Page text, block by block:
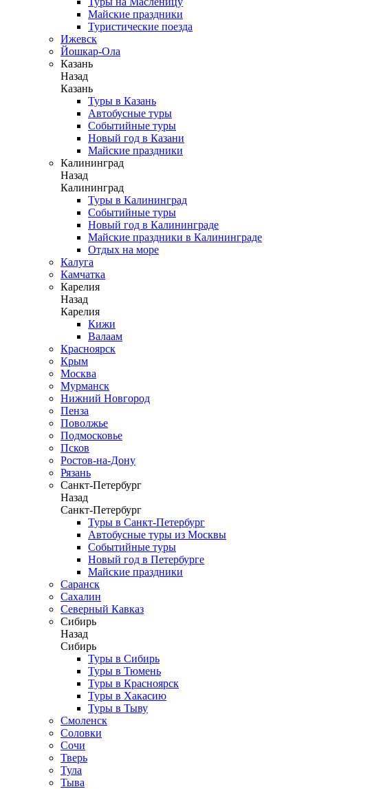
Майские праздники
Туристические поезда
Ижевск
Йошкар-Ола
Казань
Назад
Казань
Туры в Казань
Автобусные туры
Событийные туры
Новый год в Казани
Майские праздники
Калининград
Назад
Калининград
Туры в Калининград
Событийные туры
Новый год в Калининграде
Майские праздники в Калининграде
Отдых на море
Калуга
Камчатка
Карелия
Назад
Карелия
Кижи
Валаам
Красноярск
Крым
Москва
Мурманск
Нижний Новгород
Пенза
Поволжье
Подмосковье
Псков
Ростов-на-Дону
Рязань
Санкт-Петербург
Назад
Санкт-Петербург
Туры в Санкт-Петербург
Автобусные туры из Москвы
Событийные туры
Новый год в Петербурге
Майские праздники
Саранск
Сахалин
Северный Кавказ
Сибирь
Назад
Сибирь
Туры в Сибирь
Туры в Тюмень
Туры в Красноярск
Туры в Хакасию
Туры в Тыву
Смоленск
Соловки
Сочи
Тверь
Тула
Тыва